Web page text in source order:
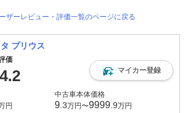
ザーレビュー・評価一覧のページに戻る
タ プリウス
価
4.2 マイカー登録
円
中古車本体価格
9 .3万円〜9999 .9万円